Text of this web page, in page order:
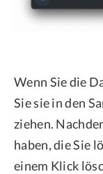
Wenn Sie die
Sie sie in den
ziehen.
haben, die Sie
einem Klick